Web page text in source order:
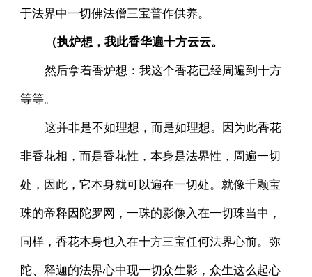
于法界中一切佛法僧三宝普作供养。
（执炉想，我此香华遍十方云云。
然后拿着香炉想：我这个香花已经周遍到十方
等等。
这并非是不如理想，而是如理想。因为此香花
非香花相，而是香花性，本身是法界性，周遍一切
处，因此，它本身就可以遍在一切处。就像千颗宝
珠的帝释因陀罗网，一珠的影像入在一切珠当中，
同样，香花本身也入在十方三宝任何法界心前。弥
陀、释迦的法界心中现一切众生影，众生这么起心